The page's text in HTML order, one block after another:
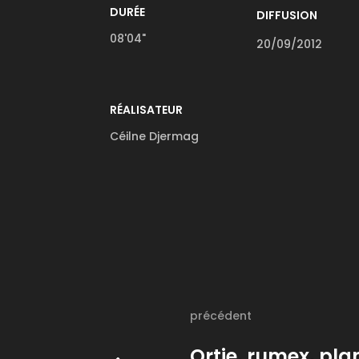
DURÉE
08'04"
DIFFUSION
20/09/2012
RÉALISATEUR
Céilne Djermag
précédent